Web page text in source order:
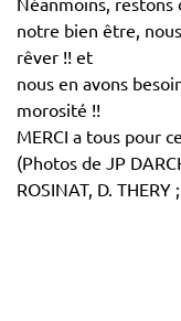
notre bien être,
rêver !! et
nous en avons
morosité !!
MERCI a tous pour
(Photos de JP
ROSINAT, D.